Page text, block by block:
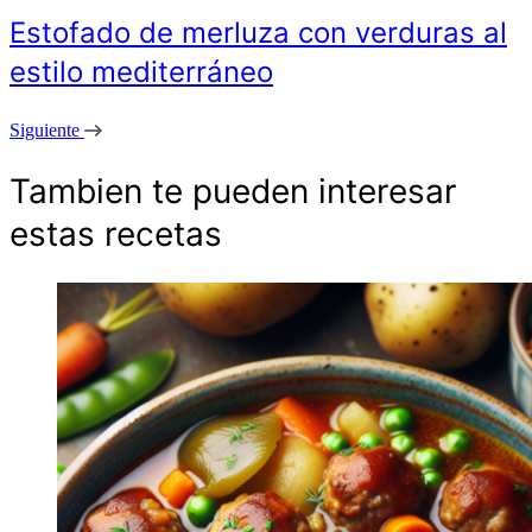
Estofado de merluza con verduras al
estilo mediterráneo
Siguiente
Tambien te pueden interesar
estas recetas